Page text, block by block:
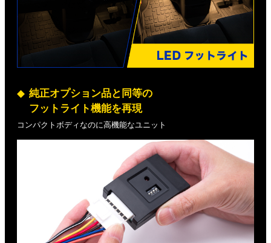
純正オプション品と同等の
フットライト機能を再現
コンパクトボディなのに高機能なユニット